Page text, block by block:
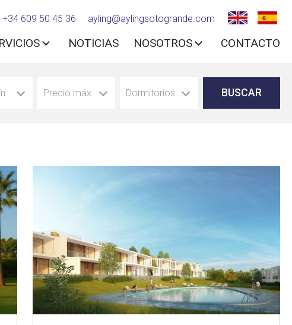
+34 609 50 45 36 ayling@aylingsotogrande.com
NOTICIAS NOSOTROS CONTACTO
Precio máx. Dormitorios mín.